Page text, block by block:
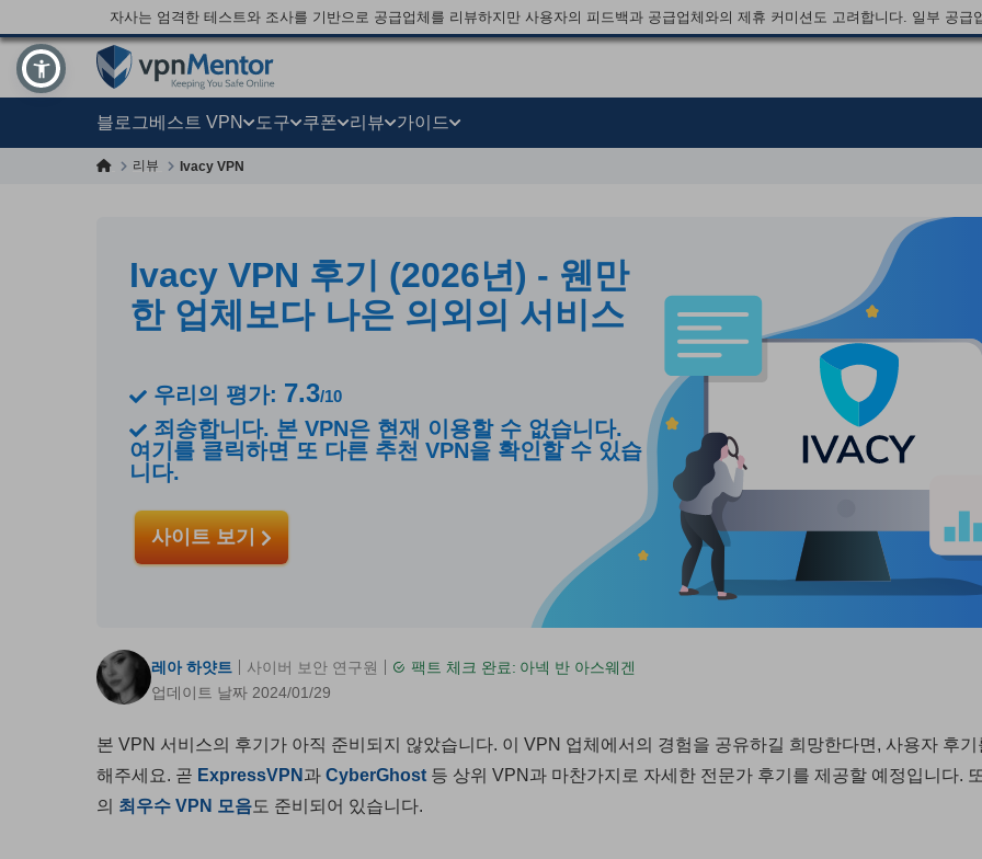
자사는 엄격한 테스트와 조사를 기반으로 공급업체를 리뷰하지만 사용자의 피드백과 공급업체와의 제휴 커미션도 고려합니다. 일부 공
블로그베스트 VPN 도구 쿠폰 리뷰 가이드
리뷰 Ivacy VPN
Ivacy VPN 후기 (2026년) - 웬만
한 업체보다 나은 의외의 서비스
우리의 평가: 7.3/10
죄송합니다. 본 VPN은 현재 이용할 수 없습니다.
여기를 클릭하면 또 다른 추천 VPN을 확인할 수 있습
니다.
사이트 보기
레아 하얏트
업데이트 날짜 2024/01/29
팩트 체크 완료: 아넥 반 아스웨겐
사이버 보안 연구원
본 VPN 서비스의 후기가 아직 준비되지 않았습니다. 이 VPN 업체에서의 경험을 공유하길 희망한다면, 사용자 후기
해주세요. 곧 ExpressVPN 과 CyberGhost 등 상위 VPN과 마찬가지로 자세한 전문가 후기를 제공할 예정입니다.
의 최우수 VPN 모음도 준비되어 있습니다.